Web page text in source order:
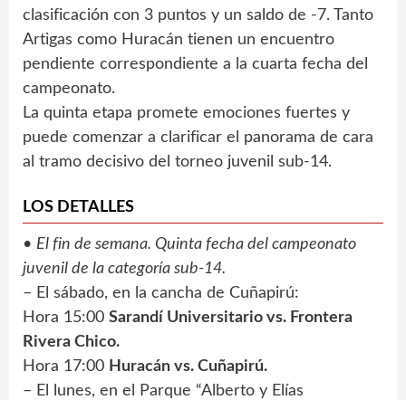
clasificación con 3 puntos y un saldo de -7. Tanto
Artigas como Huracán tienen un encuentro
pendiente correspondiente a la cuarta fecha del
campeonato.
La quinta etapa promete emociones fuertes y
puede comenzar a clarificar el panorama de cara
al tramo decisivo del torneo juvenil sub-14.
LOS DETALLES
• El fin de semana. Quinta fecha del campeonato
juvenil de la categoría sub-14.
– El sábado, en la cancha de Cuñapirú:
Hora 15:00 Sarandí Universitario vs. Frontera
Rivera Chico.
Hora 17:00 Huracán vs. Cuñapirú.
– El lunes, en el Parque “Alberto y Elías